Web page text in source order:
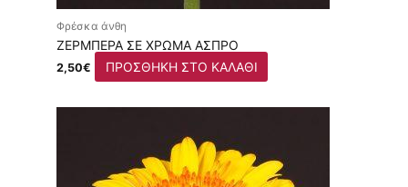
Φρέσκα άνθη
ΖΈΡΜΠΕΡΑ ΣΕ ΧΡΏΜΑ ΆΣΠΡΟ
2,50€ ΠΡΟΣΘΉΚΗ ΣΤΟ ΚΑΛΆΘΙ